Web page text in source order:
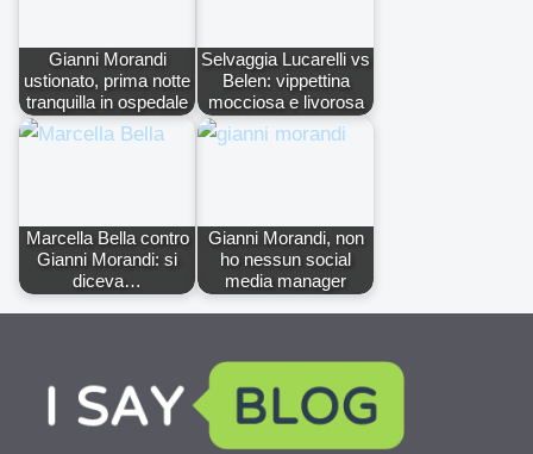
Gianni Morandi
ustionato, prima notte
tranquilla in ospedale
Selvaggia Lucarelli vs
Belen: vippettina
mocciosa e livorosa
Marcella Bella contro
Gianni Morandi: si
diceva…
Gianni Morandi, non
ho nessun social
media manager